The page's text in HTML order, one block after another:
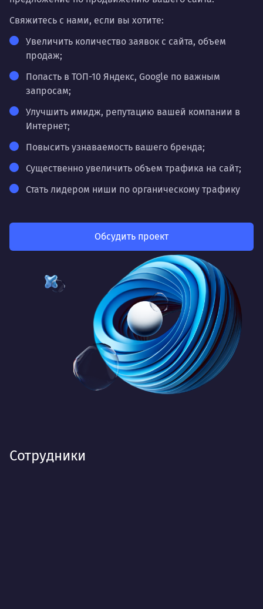
Свяжитесь с нами, если вы хотите:
Увеличить количество заявок с сайта, объем
продаж;
Попасть в ТОП-10 Яндекс, Google по важным
запросам;
Улучшить имидж, репутацию вашей компании в
Интернет;
Повысить узнаваемость вашего бренда;
Существенно увеличить объем трафика на сайт;
Стать лидером ниши по органическому трафику
Обсудить проект
Сотрудники